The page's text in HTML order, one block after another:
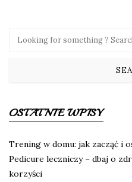
OSTATNIE WPISY
Trening w domu: jak zacząć i
Pedicure leczniczy – dbaj o
korzyści